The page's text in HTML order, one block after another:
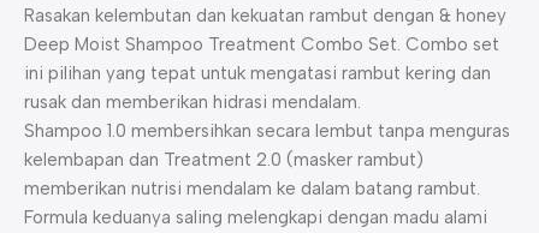
Rasakan kelembutan dan kekuatan rambut dengan & honey
Deep Moist Shampoo Treatment Combo Set. Combo set
ini pilihan yang tepat untuk mengatasi rambut kering dan
rusak dan memberikan hidrasi mendalam.
Shampoo 1.0 membersihkan secara lembut tanpa menguras
kelembapan dan Treatment 2.0 (masker rambut)
memberikan nutrisi mendalam ke dalam batang rambut.
Formula keduanya saling melengkapi dengan madu alami